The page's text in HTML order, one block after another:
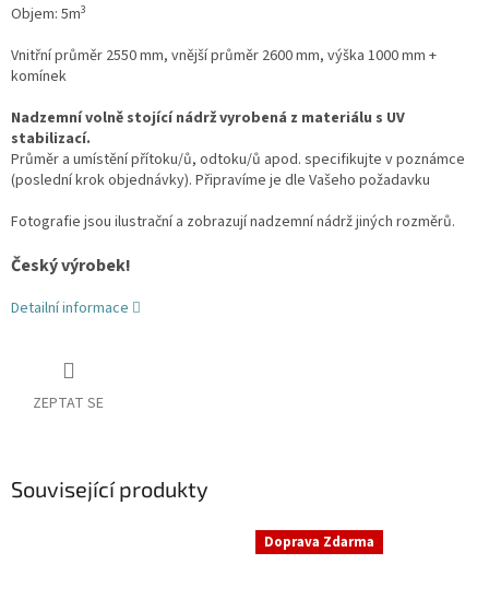
Objem: 5m3
Vnitřní průměr 2550 mm, vnější průměr 2600 mm, výška 1000 mm +
komínek
Nadzemní volně stojící nádrž vyrobená z materiálu s UV
stabilizací.
Průměr a umístění přítoku/ů, odtoku/ů apod. specifikujte v poznámce
(poslední krok objednávky). Připravíme je dle Vašeho požadavku
Fotografie jsou ilustrační a zobrazují nadzemní nádrž jiných rozměrů.
Český výrobek!
Detailní informace
ZEPTAT SE
Související produkty
Doprava Zdarma